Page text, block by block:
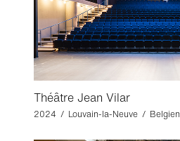
Théâtre Jean Vilar
2024 / Louvain-la-Neuve / Belgien